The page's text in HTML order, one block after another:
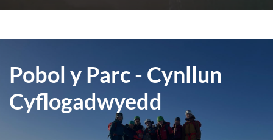
Pobol y Parc - Cynllun
Cyflogadwyedd